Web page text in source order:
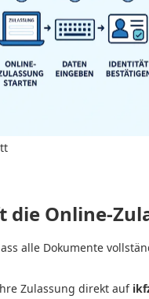
Online-
alle Dokumente
Zulassung direkt auf